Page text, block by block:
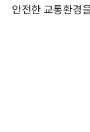
안전한 교통환경